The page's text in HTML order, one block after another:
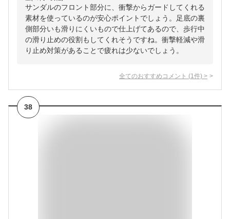
サンダルのフロント部分に、衝撃からガードしてくれる
素材を使っているのが安心ポイントでしょう。足底の裏
側部分いも滑りにくいもので仕上げてあるので、歩行中
の滑り止めの役割もしてくれそうですね。衝撃軽減や滑
り止め対策があることで疲れは少ないでしょう。
全てのおすすめコメント (1 件) >
38